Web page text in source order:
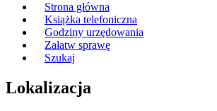
Strona główna
Książka telefoniczna
Godziny urzędowania
Załatw sprawę
Szukaj
Lokalizacja